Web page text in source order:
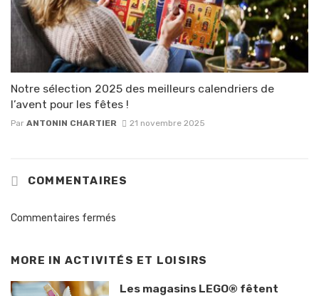
Notre sélection 2025 des meilleurs calendriers de
l’avent pour les fêtes !
Par ANTONIN CHARTIER 21 novembre 2025
COMMENTAIRES
Commentaires fermés
MORE IN ACTIVITÉS ET LOISIRS
Les magasins LEGO® fêtent